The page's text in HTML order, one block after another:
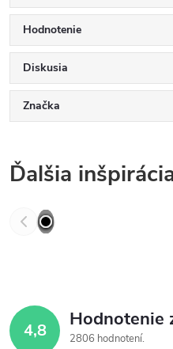
Hodnotenie
Diskusia
Značka
Ďalšia
4,8 Hodnotenie
2806 hodnotení